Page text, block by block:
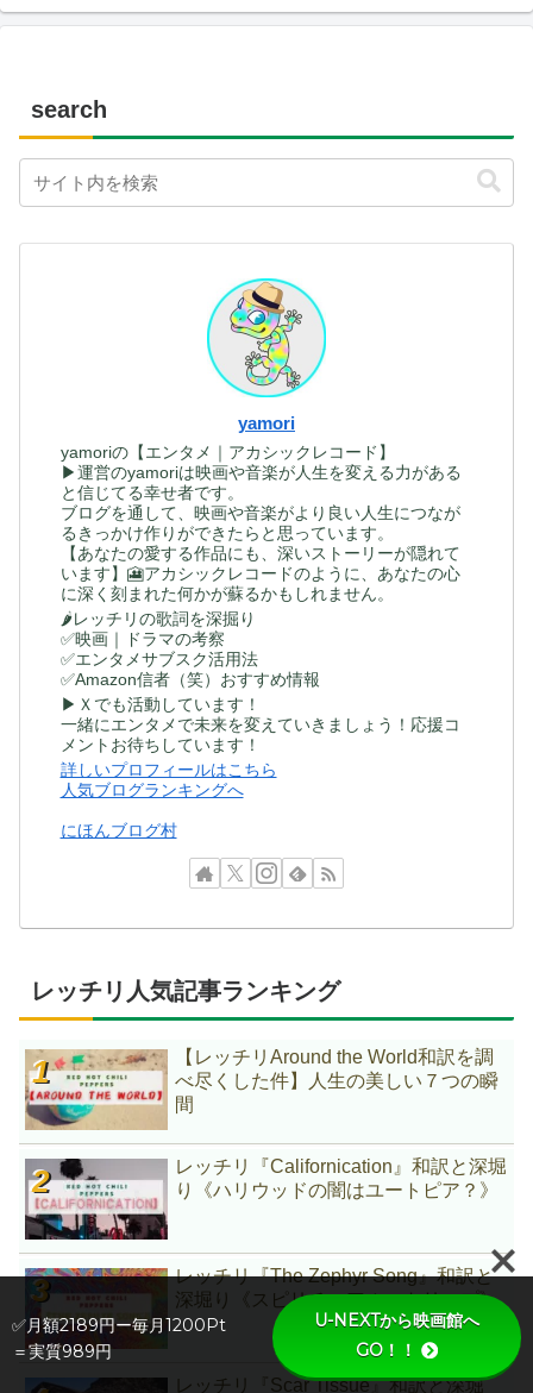
search
yamori
yamoriの【エンタメ｜アカシックレコード】
▶運営のyamoriは映画や音楽が人生を変える力がある
と信じてる幸せ者です。
ブログを通して、映画や音楽がより良い人生につなが
るきっかけ作りができたらと思っています。
【あなたの愛する作品にも、深いストーリーが隠れて
います】🎦アカシックレコードのように、あなたの心
に深く刻まれた何かが蘇るかもしれません。
🌶レッチリの歌詞を深掘り
✅映画｜ドラマの考察
✅エンタメサブスク活用法
✅Amazon信者（笑）おすすめ情報
▶Ｘでも活動しています！
一緒にエンタメで未来を変えていきましょう！応援コ
メントお待ちしています！
詳しいプロフィールはこちら
人気ブログランキングへ
にほんブログ村
レッチリ人気記事ランキング
【レッチリAround the World和訳を調
べ尽くした件】人生の美しい７つの瞬
間
レッチリ『Californication』和訳と深堀
り《ハリウッドの闇はユートピア？》
レッチリ『The Zephyr Song』和訳と
深堀り《スピリチュアル・トリップ》
レッチリ『Scar Tissue』和訳と深堀
✅月額2189円ー毎月1200Pt
＝実質989円
U-NEXTから映画館へ
GO！！